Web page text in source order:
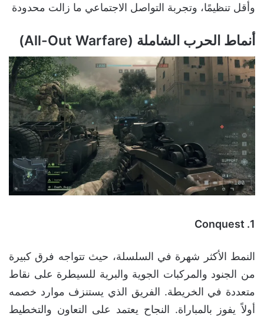
وأقل تنظيمًا، وتجربة التواصل الاجتماعي ما زالت محدودة
أنماط الحرب الشاملة (All-Out Warfare)
1. Conquest
النمط الأكثر شهرة في السلسلة، حيث تتواجه فرق كبيرة
من الجنود والمركبات الجوية والبرية للسيطرة على نقاط
متعددة في الخريطة. الفريق الذي يستنزف موارد خصمه
أولاً يفوز بالمباراة. النجاح يعتمد على التعاون والتخطيط